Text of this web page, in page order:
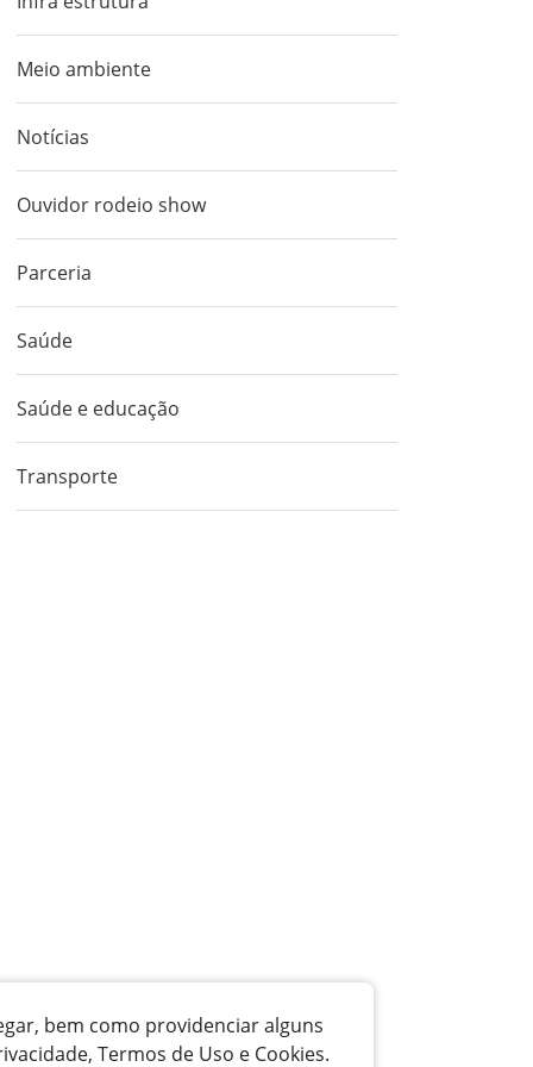
Meio ambiente
Notícias
Ouvidor rodeio show
Parceria
Saúde
Saúde e educação
Transporte
bem como providenciar alguns
Termos de Uso e Cookies.